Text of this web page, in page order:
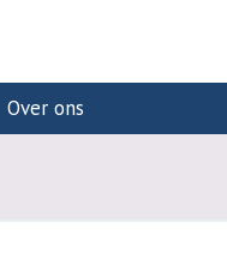
Over ons